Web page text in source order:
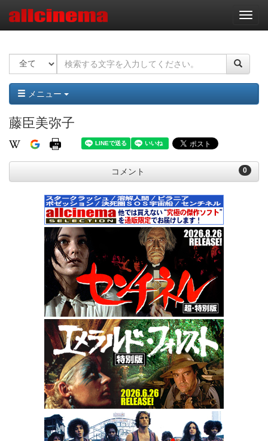
ナ
ビ
ー
ョ
ン
メニュー
藤臣美弥子
0
コメント